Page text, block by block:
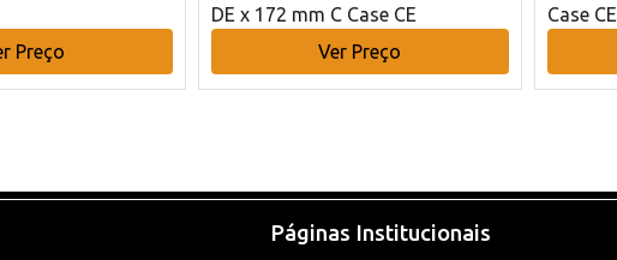
Preço
DE x 172 mm C Case CE
Ver Preço
Case CE
Páginas Institucionais